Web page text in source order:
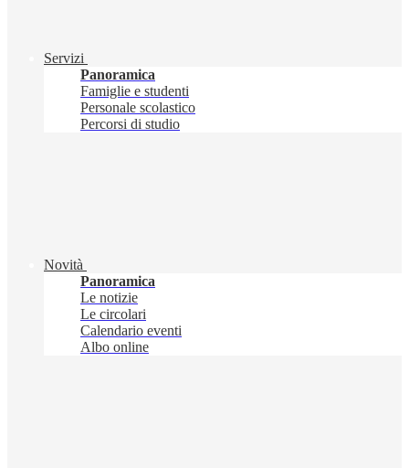
Servizi
Panoramica
Famiglie e studenti
Personale scolastico
Percorsi di studio
Novità
Panoramica
Le notizie
Le circolari
Calendario eventi
Albo online